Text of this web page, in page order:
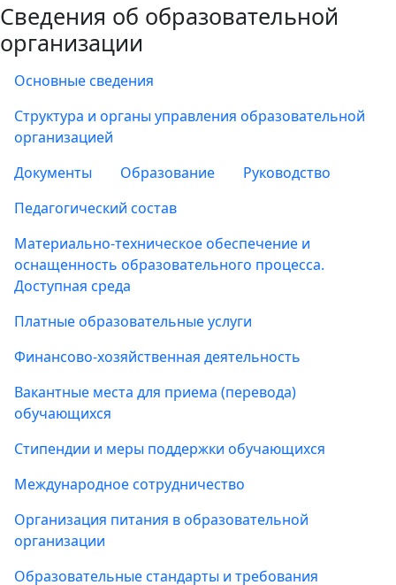
Сведения об образовательной
организации
Основные сведения
Структура и органы управления образовательной
организацией
Документы
Образование
Руководство
Педагогический состав
Материально-техническое обеспечение и
оснащенность образовательного процесса.
Доступная среда
Платные образовательные услуги
Финансово-хозяйственная деятельность
Вакантные места для приема (перевода)
обучающихся
Стипендии и меры поддержки обучающихся
Международное сотрудничество
Организация питания в образовательной
организации
Образовательные стандарты и требования